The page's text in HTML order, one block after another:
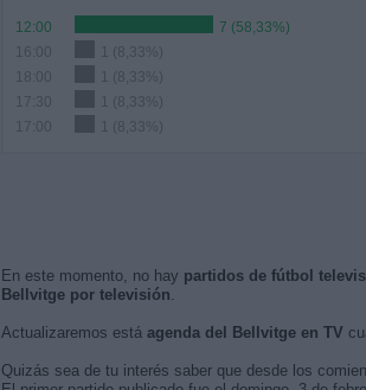
12:00
7 (58,33%)
16:00
1 (8,33%)
18:00
1 (8,33%)
17:30
1 (8,33%)
17:00
1 (8,33%)
En este momento, no hay partidos de fútbol
Bellvitge por televisión.
Actualizaremos está agenda del Bellvitge en TV
Quizás sea de tu interés saber que desde los